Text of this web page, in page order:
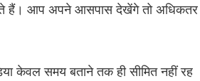
हैं। आप अपने आसपास देखेंगे तो अधिकतर
केवल समय बताने तक ही सीमित नहीं रह